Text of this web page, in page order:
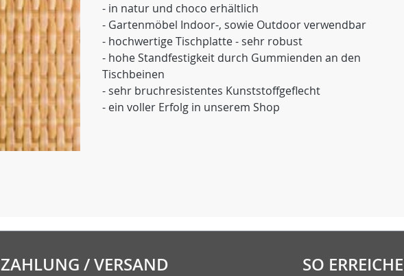
- in natur und choco erhältlich
- Gartenmöbel Indoor-, sowie Outdoor verwendbar
- hochwertige Tischplatte - sehr robust
- hohe Standfestigkeit durch Gummienden an den
Tischbeinen
- sehr bruchresistentes Kunststoffgeflecht
- ein voller Erfolg in unserem Shop
ZAHLUNG / VERSAND SO